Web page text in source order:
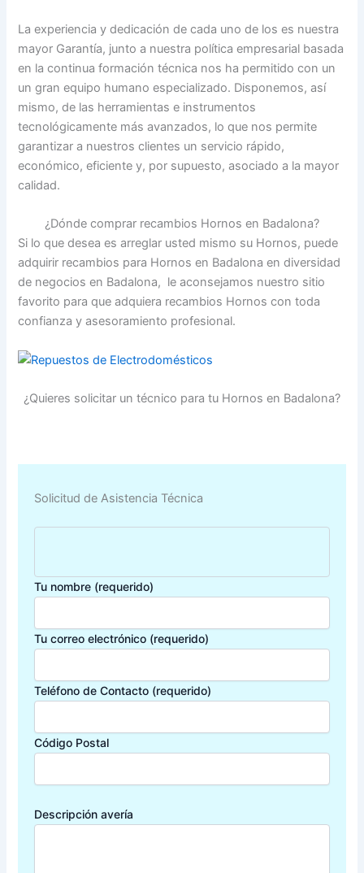
La experiencia y dedicación de cada uno de los es nuestra
mayor Garantía, junto a nuestra política empresarial basada
en la continua formación técnica nos ha permitido con un
un gran equipo humano especializado. Disponemos, así
mismo, de las herramientas e instrumentos
tecnológicamente más avanzados, lo que nos permite
garantizar a nuestros clientes un servicio rápido,
económico, eficiente y, por supuesto, asociado a la mayor
calidad.
¿Dónde comprar recambios Hornos en Badalona?
Si lo que desea es arreglar usted mismo su Hornos, puede
adquirir recambios para Hornos en Badalona en diversidad
de negocios en Badalona, le aconsejamos nuestro sitio
favorito para que adquiera recambios Hornos con toda
confianza y asesoramiento profesional.
¿Quieres solicitar un técnico para tu Hornos en Badalona?
Solicitud de Asistencia Técnica
Tu nombre (requerido)
Tu correo electrónico (requerido)
Teléfono de Contacto (requerido)
Código Postal
Descripción avería